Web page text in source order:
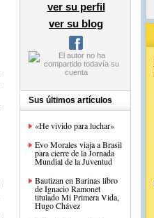
ver su perfil
ver su blog
Sus últimos artículos
«He vivido para luchar»
Evo Morales viaja a Brasil
para cierre de la Jornada
Mundial de la Juventud
Bautizan en Barinas libro
de Ignacio Ramonet
titulado Mi Primera Vida,
Hugo Chávez